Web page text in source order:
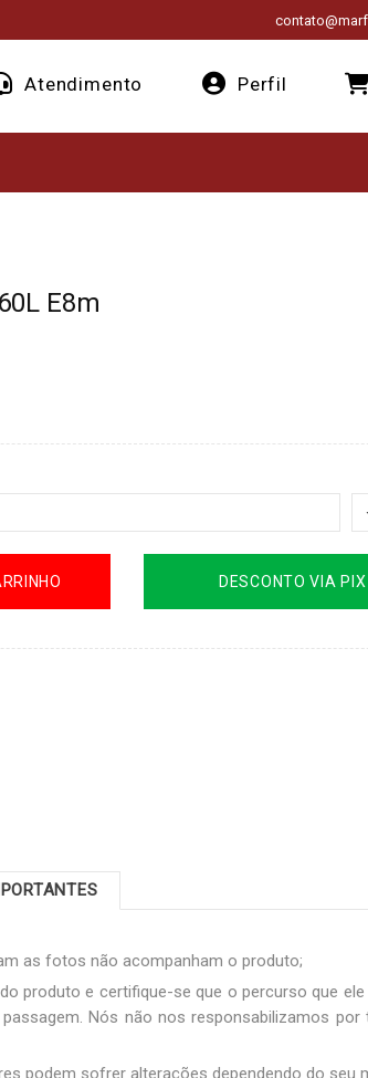
Atendimento Perfil
E8m
DESCONTO VIA PIX
as fotos não acompanham o produto;
produto e certifique-se que o percurso que
Nós não nos responsabilizamos por
podem sofrer alterações dependendo do seu